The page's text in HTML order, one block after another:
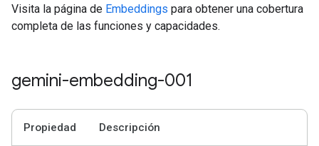
Visita la página de Embeddings para obtener una cobertura
completa de las funciones y capacidades.
gemini-embedding-001
Propiedad Descripción